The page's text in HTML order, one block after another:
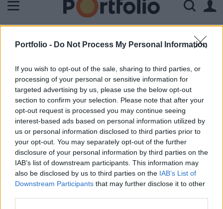
Portfolio - Do Not Process My Personal Information
If you wish to opt-out of the sale, sharing to third parties, or
processing of your personal or sensitive information for
targeted advertising by us, please use the below opt-out
section to confirm your selection. Please note that after your
opt-out request is processed you may continue seeing
interest-based ads based on personal information utilized by
us or personal information disclosed to third parties prior to
your opt-out. You may separately opt-out of the further
disclosure of your personal information by third parties on the
IAB’s list of downstream participants. This information may
also be disclosed by us to third parties on the IAB’s List of
Downstream Participants that may further disclose it to other
ELŐFIZETŐI TARTALOM
Ragaszkodik reggeli
erősödéséhez a forint
Portfolio
2026. május 05. 10:28
Kisebb gyengülések mellett, de továbbra is a 363,6-363-8-
as sávban mozog a forint az euróval szemben, ami még
így is egy stabil másfél egységnyi erősödés a reggeli 365
feletti árfolyamhoz képest. EUR/HUF árfolyamának
alakulása Forrás: Portfolio-Teletrader Kft. Devizapárok,